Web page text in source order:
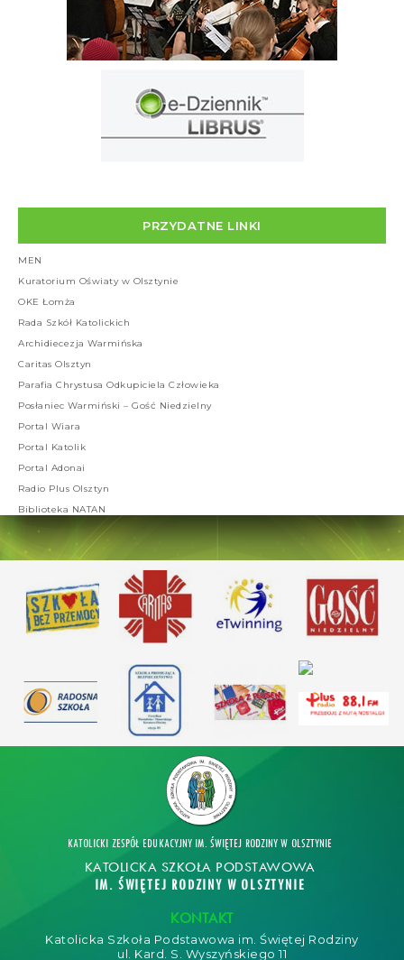
PRZYDATNE LINKI
MEN
Kuratorium Oświaty w Olsztynie
OKE Łomża
Rada Szkół Katolickich
Archidiecezja Warmińska
Caritas Olsztyn
Parafia Chrystusa Odkupiciela Człowieka
Posłaniec Warmiński – Gość Niedzielny
Portal Wiara
Portal Katolik
Portal Adonai
Radio Plus Olsztyn
Biblioteka NATAN
KATOLICKI ZESPÓŁ EDUKACYJNY IM. ŚWIĘTEJ RODZINY W OLSZTYNIE
KATOLICKA SZKOŁA PODSTAWOWA
IM. ŚWIĘTEJ RODZINY W OLSZTYNIE
KONTAKT
Katolicka Szkoła Podstawowa im. Świętej Rodziny
ul. Kard. S. Wyszyńskiego 11